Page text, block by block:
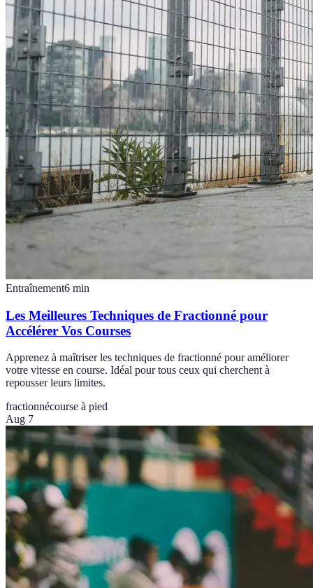
Entraînement6 min
Les Meilleures Techniques de Fractionné pour
Accélérer Vos Courses
Apprenez à maîtriser les techniques de fractionné pour améliorer
votre vitesse en course. Idéal pour tous ceux qui cherchent à
repousser leurs limites.
fractionnécourse à pied
Aug 7